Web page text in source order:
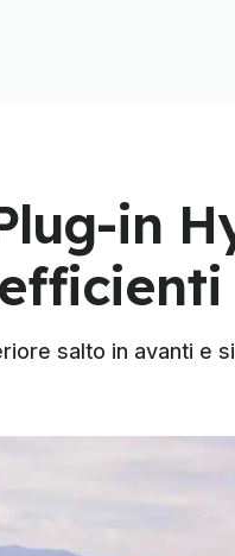
in
salto in avanti e